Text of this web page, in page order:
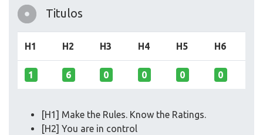
Titulos
H1 H2 H3 H4 H5 H6
1 6 0 0 0 0
[H1] Make the Rules. Know the Ratings.
[H2] You are in control